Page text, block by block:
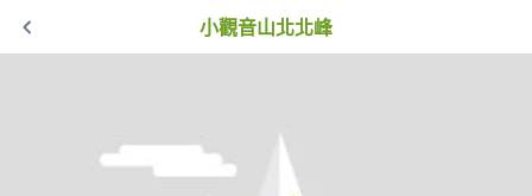
小觀音山北北峰